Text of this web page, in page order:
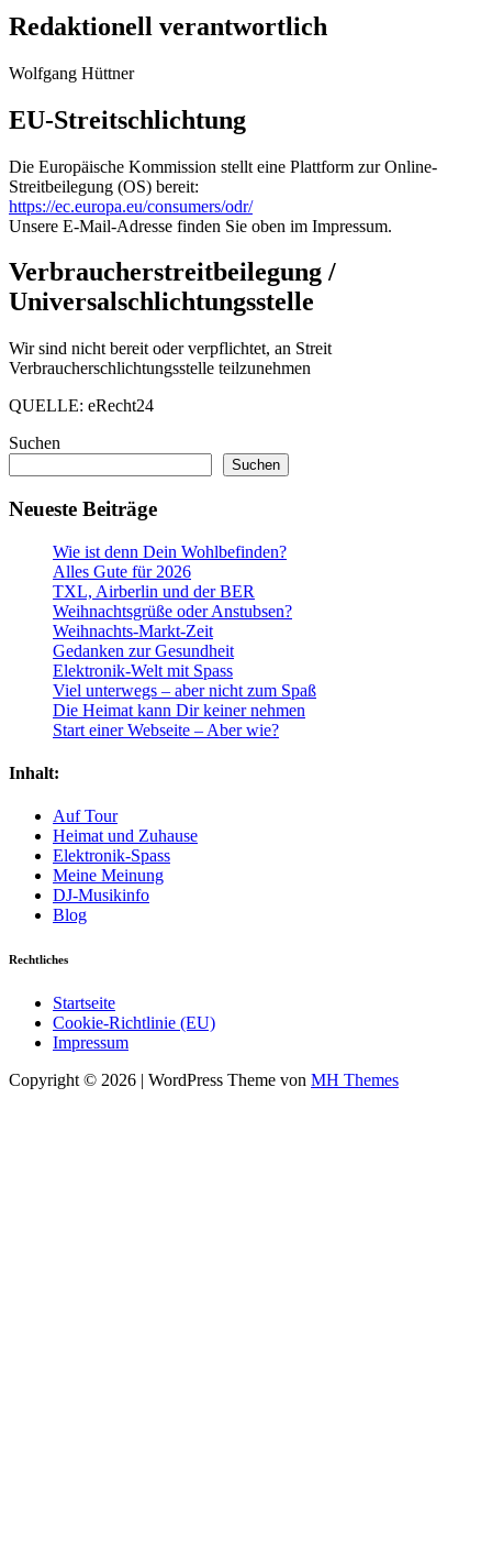
Redaktionell verantwortlich
Wolfgang Hüttner
EU-Streitschlichtung
Die Europäische Kommission stellt eine Plattform zur Online-
Streitbeilegung (OS) bereit:
https://ec.europa.eu/consumers/odr/
Unsere E-Mail-Adresse finden Sie oben im Impressum.
Verbraucherstreitbeilegung /
Universalschlichtungsstelle
Wir sind nicht bereit oder verpflichtet, an Streit
Verbraucherschlichtungsstelle teilzunehmen
QUELLE: eRecht24
Suchen
Suchen
Neueste Beiträge
Wie ist denn Dein Wohlbefinden?
Alles Gute für 2026
TXL, Airberlin und der BER
Weihnachtsgrüße oder Anstubsen?
Weihnachts-Markt-Zeit
Gedanken zur Gesundheit
Elektronik-Welt mit Spass
Viel unterwegs – aber nicht zum Spaß
Die Heimat kann Dir keiner nehmen
Start einer Webseite – Aber wie?
Inhalt:
Auf Tour
Heimat und Zuhause
Elektronik-Spass
Meine Meinung
DJ-Musikinfo
Blog
Rechtliches
Startseite
Cookie-Richtlinie (EU)
Impressum
Copyright © 2026 | WordPress Theme von MH Themes